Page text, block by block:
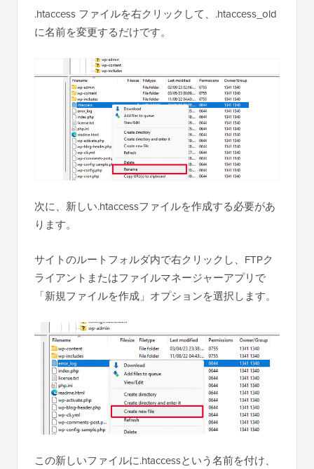
.htaccess ファイルを右クリックして、.htaccess_old
に名前を変更するだけです。
次に、新しい.htaccessファイルを作成する必要があ
ります。
サイトのルートフォルダ内で右クリックし、FTPク
ライアントまたはファイルマネージャーアプリで
「新規ファイルを作成」オプションを選択します。
この新しいファイルに.htaccessという名前を付け、